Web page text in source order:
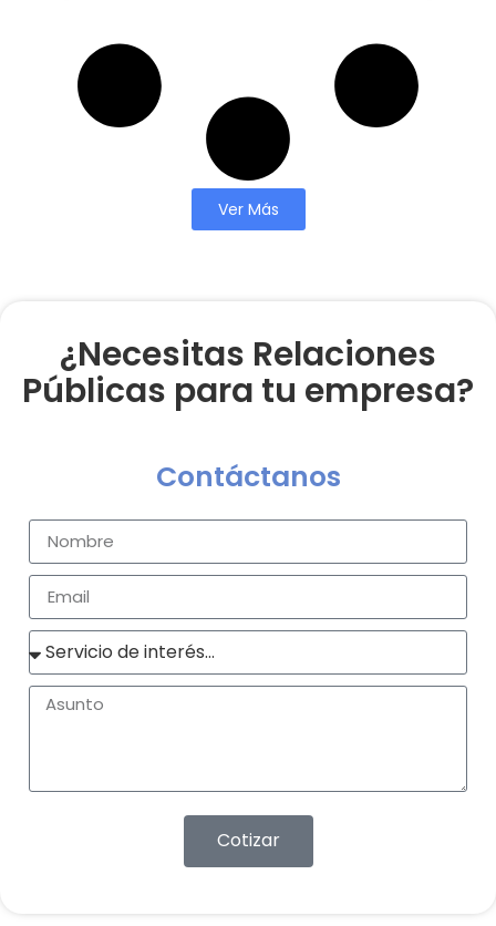
Ver Más
¿Necesitas Relaciones
Públicas para tu empresa?
Contáctanos
Cotizar